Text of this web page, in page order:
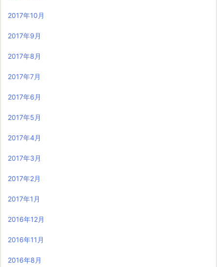
2017年10月
2017年9月
2017年8月
2017年7月
2017年6月
2017年5月
2017年4月
2017年3月
2017年2月
2017年1月
2016年12月
2016年11月
2016年8月